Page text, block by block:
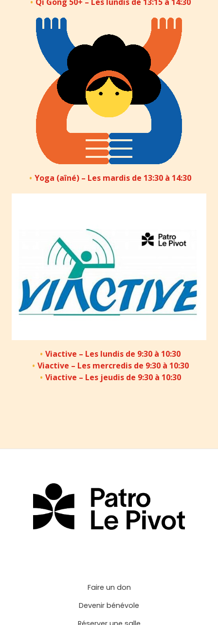
Yoga (aîné) – Les mardis de 13:30 à 14:30
Viactive – Les lundis de 9:30 à 10:30
Viactive – Les mercredis de 9:30 à 10:30
Viactive – Les jeudis de 9:30 à 10:30
Faire un don
Devenir bénévole